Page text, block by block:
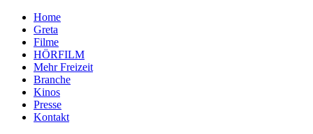
Home
Greta
Filme
HÖRFILM
Mehr Freizeit
Branche
Kinos
Presse
Kontakt